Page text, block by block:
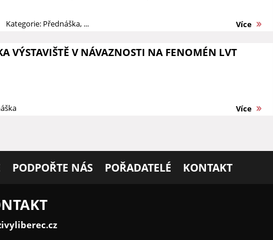
Kategorie: Přednáška, ... Více
VÝSTAVIŠTĚ V NÁVAZNOSTI NA FENOMÉN LVT
Více
PODPOŘTE NÁS POŘADATELÉ KONTAKT